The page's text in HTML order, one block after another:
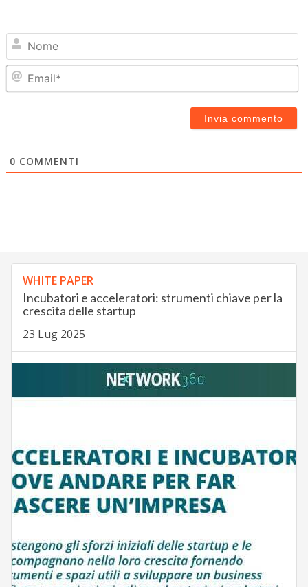
0 COMMENTI
WHITE PAPER
Incubatori e acceleratori: strumenti chiave per la
crescita delle startup
23 Lug 2025